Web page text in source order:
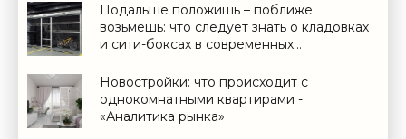
Подальше положишь – поближе
возьмешь: что следует знать о кладовках
и сити-боксах в современных
Новостройки: что происходит с
однокомнатными квартирами -
«Аналитика рынка»